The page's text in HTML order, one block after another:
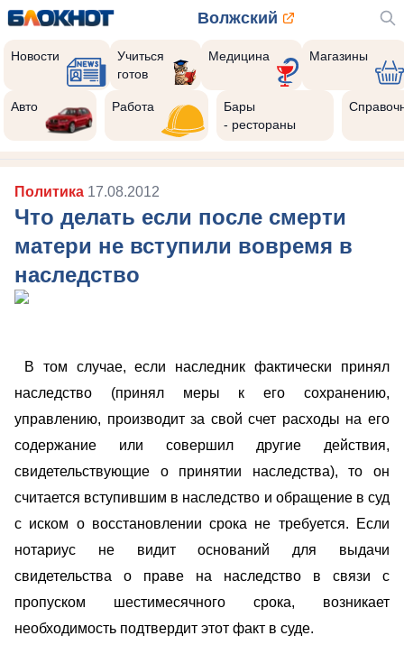
Волжский
Новости
Учиться
готов
Медицина Магазины
Авто Работа
Бары
- рестораны
Политика 17.08.2012
Что делать если после смерти
матери не вступили вовремя в
наследство
В том случае, если наследник фактически принял
наследство (принял меры к его сохранению,
управлению, производит за свой счет расходы на его
содержание или совершил другие действия,
свидетельствующие о принятии наследства), то он
считается вступившим в наследство и обращение в суд
с иском о восстановлении срока не требуется. Если
нотариус не видит оснований для выдачи
свидетельства о праве на наследство в связи с
пропуском шестимесячного срока, возникает
необходимость подтвердит этот факт в суде.